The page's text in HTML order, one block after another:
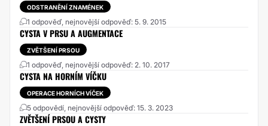
ODSTRANĚNÍ ZNAMÉNEK
1 odpověď, nejnovější odpověď: 5. 9. 2015
CYSTA V PRSU A AUGMENTACE
ZVĚTŠENÍ PRSOU
1 odpověď, nejnovější odpověď: 2. 10. 2017
CYSTA NA HORNÍM VÍČKU
OPERACE HORNÍCH VÍČEK
5 odpovědí, nejnovější odpověď: 15. 3. 2023
ZVĚTŠENÍ PRSOU A CYSTY